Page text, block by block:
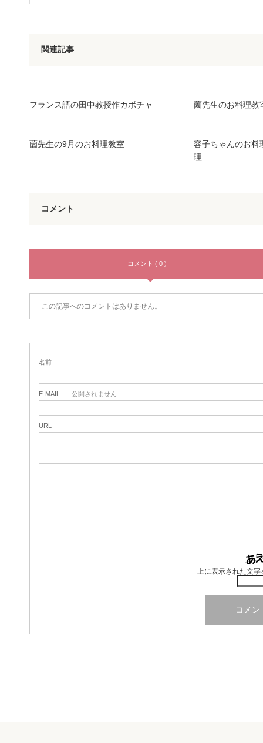
関連記事
フランス語の田中教授作カボチャ 薗先生のお料理教
薗先生の9月のお料理教室
容子ちゃんのお料
理
コメント
コメント ( 0 )
この記事へのコメントはありません。
名前
E-MAIL - 公開されません -
URL
上に表示された文